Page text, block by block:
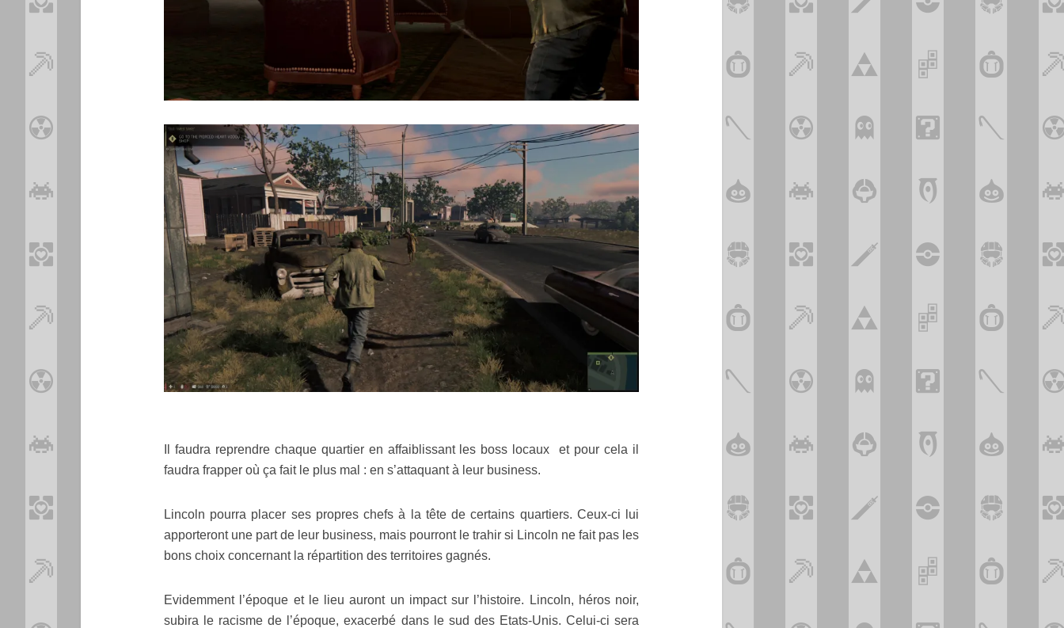
Il faudra reprendre chaque quartier en affaiblissant les boss locaux et pour cela il
faudra frapper où ça fait le plus mal : en s’attaquant à leur business.
Lincoln pourra placer ses propres chefs à la tête de certains quartiers. Ceux-ci lui
apporteront une part de leur business, mais pourront le trahir si Lincoln ne fait pas les
bons choix concernant la répartition des territoires gagnés.
Evidemment l’époque et le lieu auront un impact sur l’histoire. Lincoln, héros noir,
subira le racisme de l’époque, exacerbé dans le sud des Etats-Unis. Celui-ci sera